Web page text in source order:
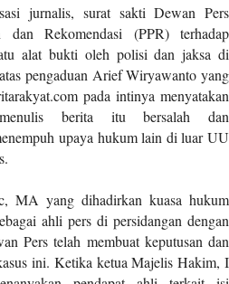
jurnalis, surat sakti Dewan Pers
dan Rekomendasi (PPR) terhadap
alat bukti oleh polisi dan jaksa di
pengaduan Arief Wiryawanto yang
pada intinya menyatakan
berita itu bersalah dan
upaya hukum lain di luar UU
MA yang dihadirkan kuasa hukum
ahli pers di persidangan dengan
Pers telah membuat keputusan dan
ini. Ketika ketua Majelis Hakim, I